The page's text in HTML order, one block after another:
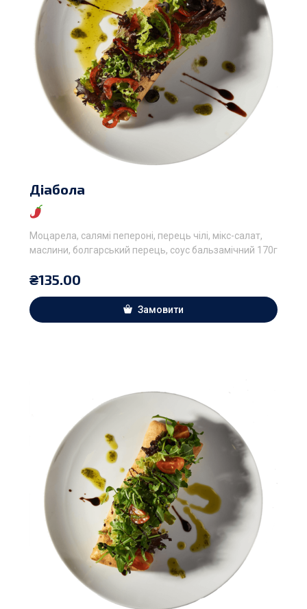
Діабола
Моцарела, салямі пепероні, перець чілі, мікс-салат,
маслини, болгарський перець, соус бальзамічний 170г
₴135.00
Замовити